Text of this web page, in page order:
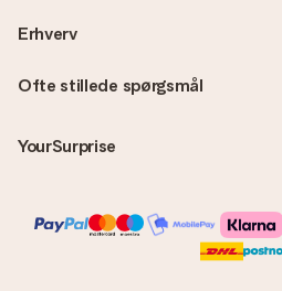
Ofte stillede spørgsmål
YourSurprise
Erhverv